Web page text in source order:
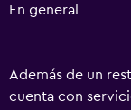
En general
Además de un
cuenta con